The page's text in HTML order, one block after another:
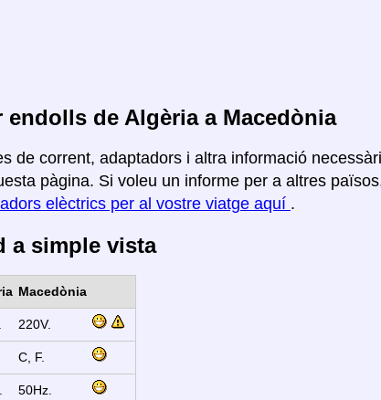
endolls de Algèria a Macedònia
de corrent, adaptadors i altra informació
pàgina. Si voleu un informe per a altres
elèctrics per al vostre viatge aquí .
a simple vista
Macedònia
220V.
C, F.
50Hz.